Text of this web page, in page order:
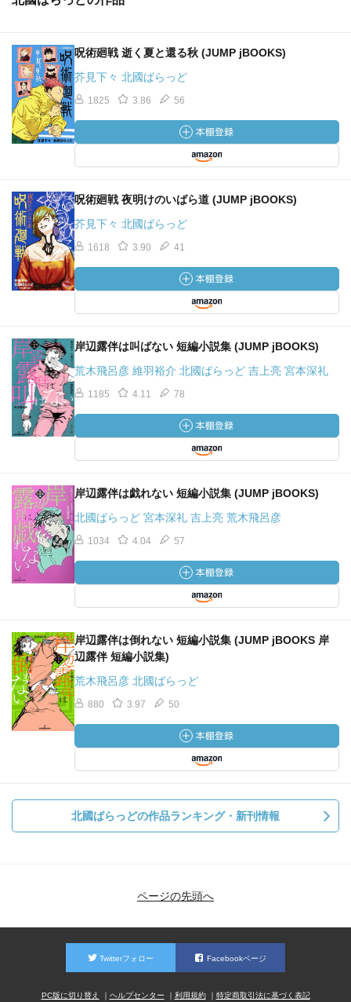
呪術廻戦 逝く夏と還る秋 (JUMP jBOOKS)
芥見下々 北國ばらっど
1825 3.86 56
呪術廻戦 夜明けのいばら道 (JUMP jBOOKS)
芥見下々 北國ばらっど
1618 3.90 41
岸辺露伴は叫ばない 短編小説集 (JUMP jBOOKS)
荒木飛呂彦 維羽裕介 北國ばらっど 吉上亮 宮本深礼
1185 4.11 78
岸辺露伴は戯れない 短編小説集 (JUMP jBOOKS)
北國ばらっど 宮本深礼 吉上亮 荒木飛呂彦
1034 4.04 57
岸辺露伴は倒れない 短編小説集 (JUMP jBOOKS 岸
辺露伴 短編小説集)
荒木飛呂彦 北國ばらっど
880 3.97 50
北國ばらっどの作品ランキング・新刊情報
ページの先頭へ
Twitterフォロー Facebookページ
PC版に切り替え ヘルプセンター 利用規約 特定商取引法に基づく表記